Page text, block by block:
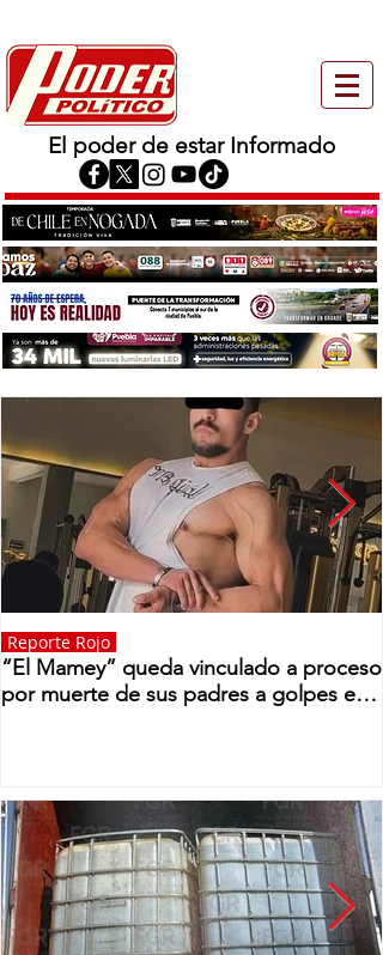
El poder de estar Informado
“El Mamey” queda vinculado a proceso
por muerte de sus padres a golpes en
Reporte Rojo